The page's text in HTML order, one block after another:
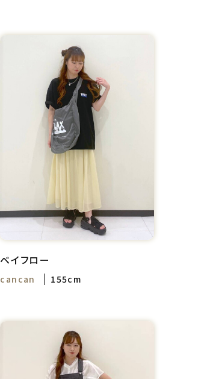
ベイフロー
cancan 155cm